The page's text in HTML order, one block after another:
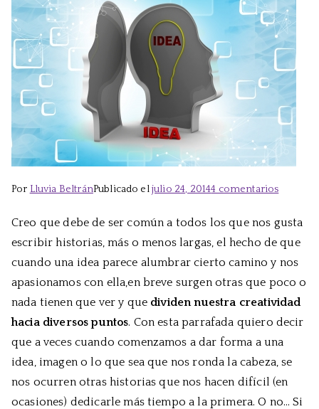
Por Lluvia BeltránPublicado eljulio 24, 20144 comentariosen
en
Creo que debe de ser común a todos los que nos gusta
escribir historias, más o menos largas, el hecho de que
cuando una idea parece alumbrar cierto camino y nos
apasionamos con ella,en breve surgen otras que poco o
nada tienen que ver y que dividen nuestra creatividad
hacia diversos puntos. Con esta parrafada quiero decir
que a veces cuando comenzamos a dar forma a una
idea, imagen o lo que sea que nos ronda la cabeza, se
nos ocurren otras historias que nos hacen difícil (en
ocasiones) dedicarle más tiempo a la primera. O no… Si